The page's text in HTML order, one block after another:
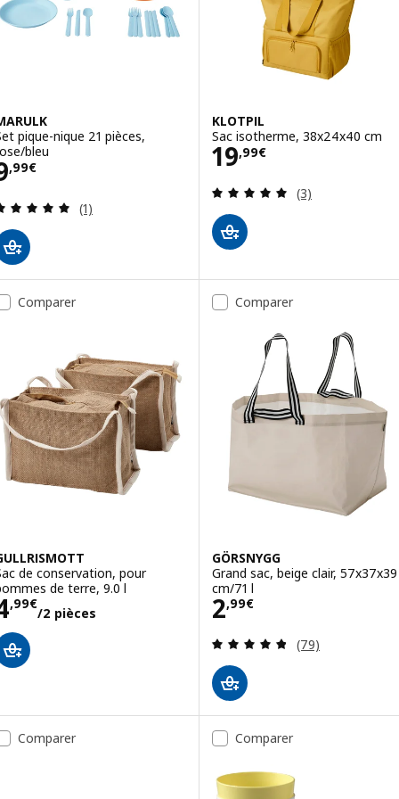
pique-nique 21 pièces,
bleu
,99€9,99€
Révision: 5 hors de 5 étoiles. Nombre total de
(1)
KLOTPIL
Sac isotherme, 38x24x40 cm
19,99€
Prix 19,99€
Révision: 5
(3)
Comparer
de conservation, pour
de terre, 9.0 l
,99€
/2 pièces
4,99€/2 pièces
Comparer
GÖRSNYGG
Grand sac, beige clair, 57x37x39
cm/71 l
2,99€
Prix 2,99€
Révision: 4.8
(79)
Comparer Comparer